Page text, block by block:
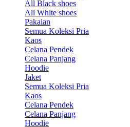
All Black shoes
All White shoes
Pakaian
Semua Koleksi Pria
Kaos
Celana Pendek
Celana Panjang
Hoodie
Jaket
Semua Koleksi Pria
Kaos
Celana Pendek
Celana Panjang
Hoodie